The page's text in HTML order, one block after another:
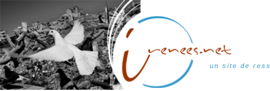
un site de